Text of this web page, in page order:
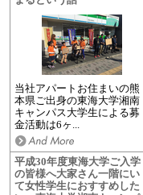
当社アパートお住まいの熊
本県ご出身の東海大学湘南
キャンパス大学生による募
金活動は6ヶ...
平成30年度東海大学ご入学
の皆様へ大家さん一階にい
て女性学生におすすめした